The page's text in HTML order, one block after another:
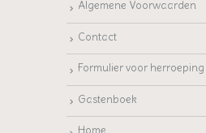
Algemene Voorwaarden
Contact
Formulier voor
Gastenboek